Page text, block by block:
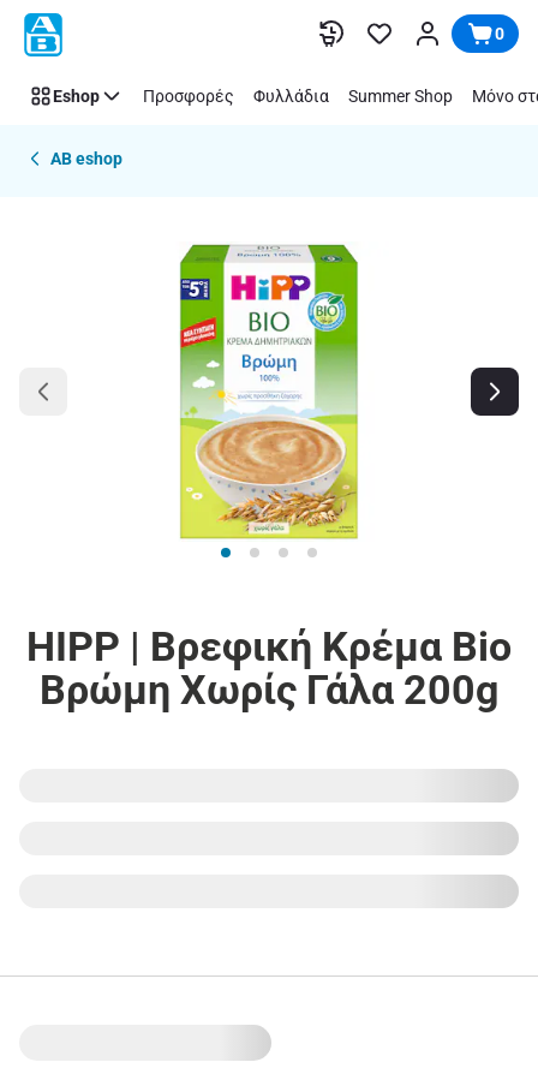
Παράλειψη 0
Eshop Προσφορές Φυλλάδια Summer Shop Μόνο
AB eshop
HIPP | Βρεφική Κρέμα Bio
Βρώμη Χωρίς Γάλα 200g